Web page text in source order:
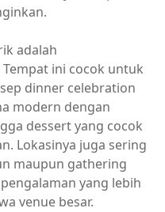
adalah
ini cocok untuk
dinner celebration
modern dengan
dessert yang cocok
Lokasinya juga sering
maupun gathering
yang lebih
venue besar.